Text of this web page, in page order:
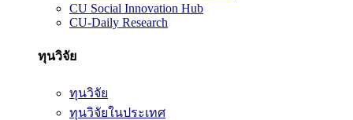
CU Social Innovation Hub
CU-Daily Research
ทุนวิจัย
ทุนวิจัย
ทุนวิจัยในประเทศ